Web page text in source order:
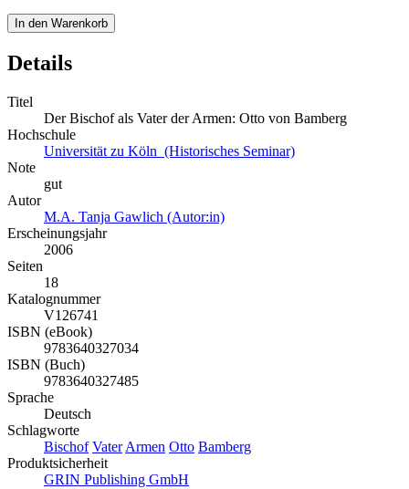
In den Warenkorb
Details
Titel
Der Bischof als Vater der Armen: Otto von Bamberg
Hochschule
Universität zu Köln (Historisches Seminar)
Note
gut
Autor
M.A. Tanja Gawlich (Autor:in)
Erscheinungsjahr
2006
Seiten
18
Katalognummer
V126741
ISBN (eBook)
9783640327034
ISBN (Buch)
9783640327485
Sprache
Deutsch
Schlagworte
Bischof Vater Armen Otto Bamberg
Produktsicherheit
GRIN Publishing GmbH